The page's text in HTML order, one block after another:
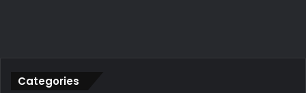
Categories